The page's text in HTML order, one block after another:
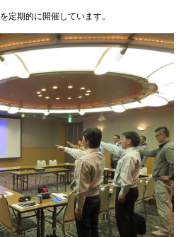
定期的に開催しています。